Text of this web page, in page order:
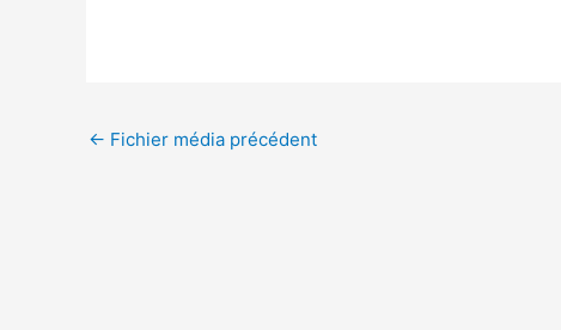
← Fichier média précédent